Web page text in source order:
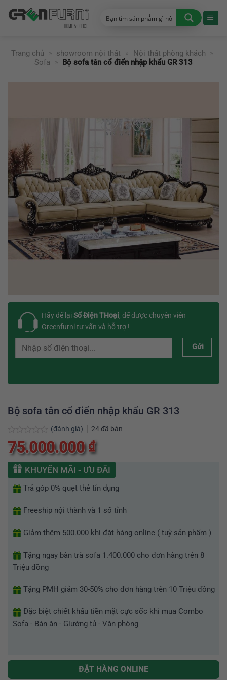
đến
Trang chủ
» showroom nội thất » Nội thất phòng khách
»
Sofa
» Bộ sofa tân cổ điển nhập khẩu GR 313
Hãy để lạiSố Điện THoại, để được chuyên viên
Greenfurni tư vấn và hỗ trợ !
Gửi
Bộ sofa tân cổ điển nhập khẩu GR 313
Được
xếp
hạng
(đánh giá) 24đã bán
75.000.000₫
KHUYẾN MÃI - ƯU ĐÃI
Trả góp 0% quẹt thẻ tín dụng
Freeship nội thành và 1 số tỉnh
Giảm thêm 500.000 khi đặt hàng online ( tuỳ sản phẩm )
Tặng ngay bàn trà sofa 1.400.000 cho đơn hàng trên 8
Triệu đồng
Tặng PMH giảm 30-50% cho đơn hàng trên 10 Triệu đồng
Đặc biệt chiết khấu tiền mặt cực sốc khi mua Combo
Sofa - Bàn ăn - Giường tủ - Văn phòng
ĐẶT HÀNG ONLINE